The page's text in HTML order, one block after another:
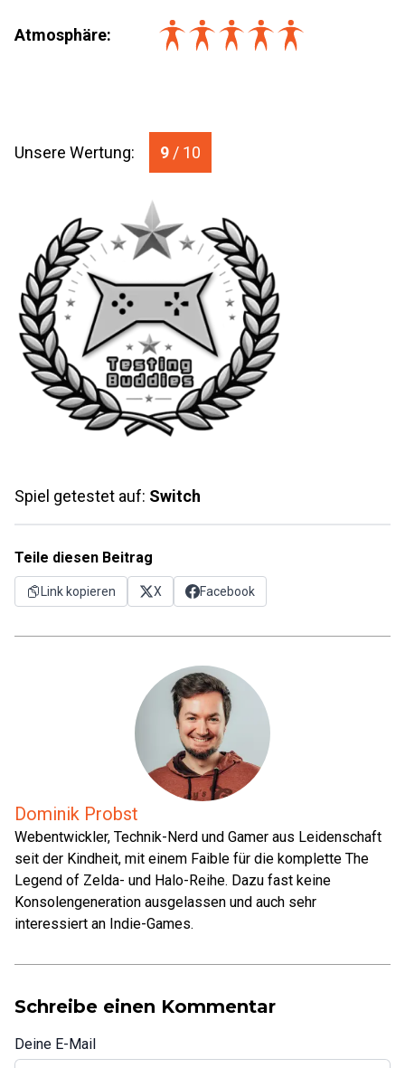
Atmosphäre:
Unsere Wertung: 9 / 10
Spiel getestet auf: Switch
Teile diesen Beitrag
Link kopieren X Facebook
Dominik Probst
Webentwickler, Technik-Nerd und Gamer aus Leidenschaft
seit der Kindheit, mit einem Faible für die komplette The
Legend of Zelda- und Halo-Reihe. Dazu fast keine
Konsolengeneration ausgelassen und auch sehr
interessiert an Indie-Games.
Schreibe einen Kommentar
Deine E-Mail